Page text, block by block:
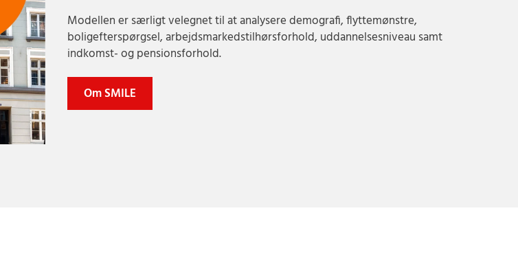
Modellen er særligt velegnet til at analysere demografi, flyttemønstre,
boligefterspørgsel, arbejdsmarkedstilhørsforhold, uddannelsesniveau samt
indkomst- og pensionsforhold.
Om SMILE